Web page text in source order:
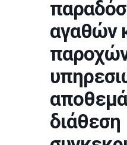
αγαθών
διάθεση